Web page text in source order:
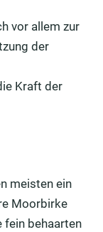
Birke helfen:
vor allem zur
der
Kraft der
meisten ein
Moorbirke
fein behaarten